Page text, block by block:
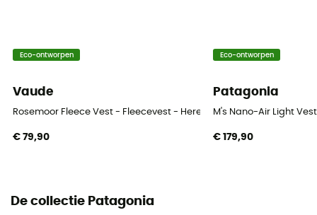
Windjak
Warmteniveau
Heavyweight
Eco-ontworpen
Vaude
Rosemoor Fleece Vest - Fleecevest - Heren
€ 79,90
Eco-ontworpen
Patagonia
M's Nano-Air Light
€ 179,90
De collectie Patagonia